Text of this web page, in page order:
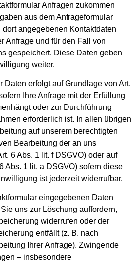
Anfragen zukommen
aus dem Anfrageformular
angegebenen Kontaktdaten
Anfrage und für den Fall von
gespeichert. Diese Daten geben
weiter.
Daten erfolgt auf Grundlage von Art.
Ihre Anfrage mit der Erfüllung
oder zur Durchführung
erforderlich ist. In allen übrigen
auf unserem berechtigten
Bearbeitung der an uns
6 Abs. 1 lit. f DSGVO) oder auf
Abs. 1 lit. a DSGVO) sofern diese
ist jederzeit widerrufbar.
eingegebenen Daten
uns zur Löschung auffordern,
widerrufen oder der
entfällt (z. B. nach
Ihrer Anfrage). Zwingende
– insbesondere